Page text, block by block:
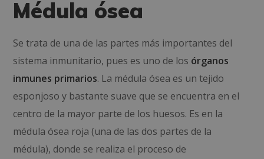
Médula ósea
Se trata de una de las partes más importantes del
sistema inmunitario, pues es uno de los órganos
inmunes primarios. La médula ósea es un tejido
esponjoso y bastante suave que se encuentra en el
centro de la mayor parte de los huesos. Es en la
médula ósea roja (una de las dos partes de la
médula), donde se realiza el proceso de